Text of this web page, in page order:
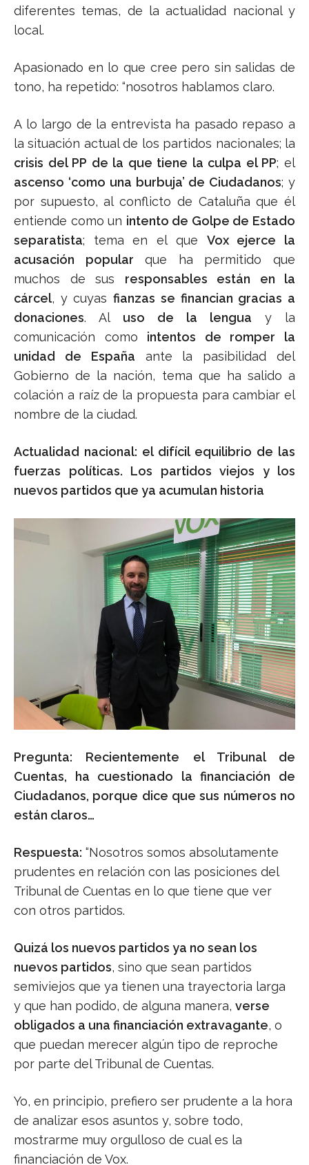
diferentes temas, de la actualidad nacional y
local.
Apasionado en lo que cree pero sin salidas de
tono, ha repetido: “nosotros hablamos claro.
A lo largo de la entrevista ha pasado repaso a
la situación actual de los partidos nacionales; la
crisis del PP de la que tiene la culpa el PP; el
ascenso ‘como una burbuja’ de Ciudadanos; y
por supuesto, al conflicto de Cataluña que él
entiende como un intento de Golpe de Estado
separatista; tema en el que Vox ejerce la
acusación popular que ha permitido que
muchos de sus responsables están en la
cárcel, y cuyasfianzas se financian gracias a
donaciones. Al uso de la lengua y la
comunicación como intentos de romper la
unidad de España ante la pasibilidad del
Gobierno de la nación, tema que ha salido a
colación a raíz de la propuesta para cambiar el
nombre de la ciudad.
Actualidad nacional: el difícil equilibrio de las
fuerzas políticas. Los partidos viejos y los
nuevos partidos que ya acumulan historia
Pregunta: Recientemente el Tribunal de
Cuentas, ha cuestionado la financiación de
Ciudadanos, porque dice que sus números no
están claros…
Respuesta: “Nosotros somos absolutamente
prudentes en relación con las posiciones del
Tribunal de Cuentas en lo que tiene que ver
con otros partidos.
Quizá los nuevos partidos ya no sean los
nuevos partidos, sino que sean partidos
semiviejos que ya tienen una trayectoria larga
y que han podido, de alguna manera, verse
obligados a una financiación extravagante, o
que puedan merecer algún tipo de reproche
por parte del Tribunal de Cuentas.
Yo, en principio, prefiero ser prudente a la hora
de analizar esos asuntos y, sobre todo,
mostrarme muy orgulloso de cual es la
financiación de Vox.